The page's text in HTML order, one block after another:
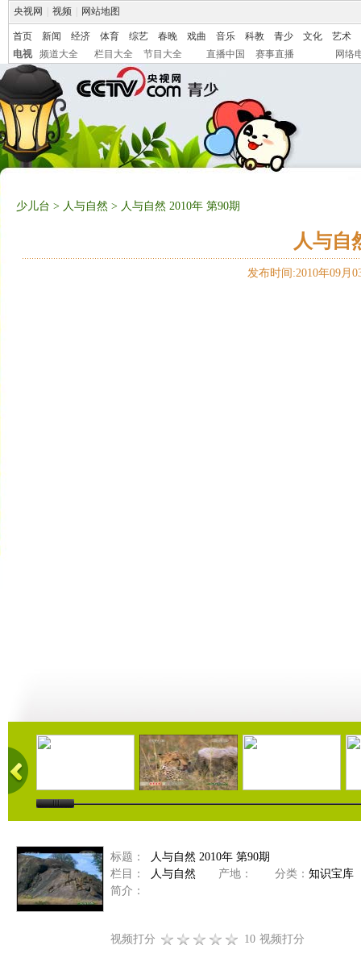
央视网 视频 网站地图
首页 新闻 经济 体育 综艺 春晚 戏曲 音乐 科教 青少 文化
艺术
电视
频道大全 栏目大全 节目大全 直播中国 赛事直播 网络
少儿台 > 人与自然 > 人与自然 2010年 第90期
人与自
发布时间:2010年09月
10:39 29:59 00:29:59
标题：
人与自然 2010年 第90期
栏目：
人与自然 产地： 分类： 知识宝库
简介：
视频打分 10 视频打分